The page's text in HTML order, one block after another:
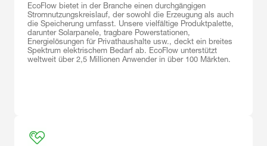
EcoFlow bietet in der Branche einen durchgängigen
Stromnutzungskreislauf, der sowohl die Erzeugung als auch
die Speicherung umfasst. Unsere vielfältige Produktpalette,
darunter Solarpanele, tragbare Powerstationen,
Energielösungen für Privathaushalte usw., deckt ein breites
Spektrum elektrischem Bedarf ab. EcoFlow unterstützt
weltweit über 2,5 Millionen Anwender in über 100 Märkten.